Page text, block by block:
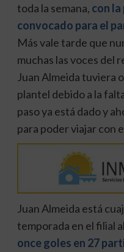
toda la semana, con
convocado para el
Más vale tarde que
muchas las voces del
Juan Almeida tuviera
plantel debido a la
paso ya está dado y
para poder viajar con
Juan Almeida está
temporada en el filial
once goles en 27